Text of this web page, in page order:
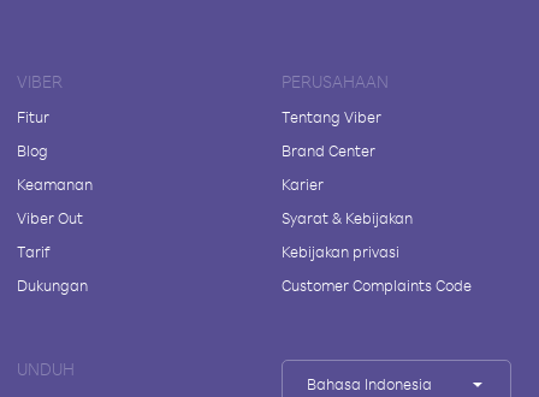
VIBER
Fitur
Blog
Keamanan
Viber Out
Tarif
Dukungan
PERUSAHAAN
Tentang Viber
Brand Center
Karier
Syarat & Kebijakan
Kebijakan privasi
Customer Complaints Code
UNDUH
Bahasa Indonesia